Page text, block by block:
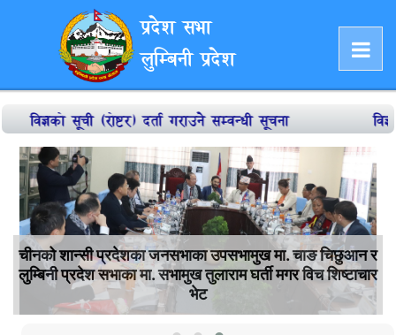
प्रदेश सभा
लुम्बिनी प्रदेश
विज्ञको सूची (रोष्टर) दर्ता गराउने सम्वन्धी सूचना
चीनको शान्सी प्रदेशका जनसभाका उपसभामुख मा. चाङ चिछुआन र
लुम्बिनी प्रदेश सभाका मा. सभामुख तुलाराम घर्ती मगर विच शिष्टाचार
भेट